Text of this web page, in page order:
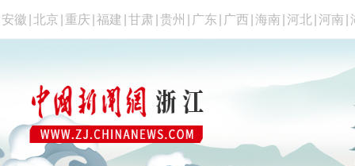
安徽 北京 重庆 福建 甘肃 贵州 广东 广西 海南 河北 河南